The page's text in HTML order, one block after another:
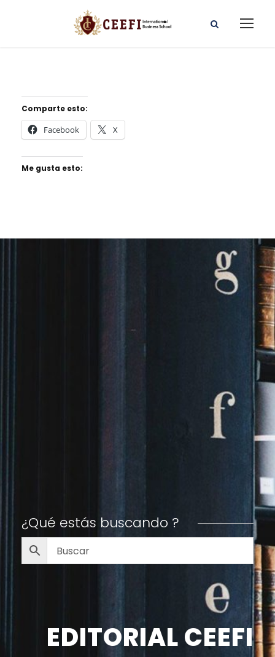
Comparte esto:
Facebook X
Me gusta esto:
¿Qué estás buscando ?
EDITORIAL CEEFI